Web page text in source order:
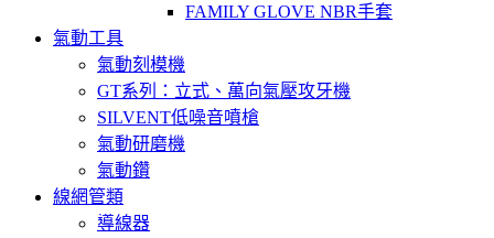
FAMILY GLOVE NBR手套
氣動工具
氣動刻模機
GT系列：立式、萬向氣壓攻牙機
SILVENT低噪音噴槍
氣動研磨機
氣動鑽
線網管類
導線器